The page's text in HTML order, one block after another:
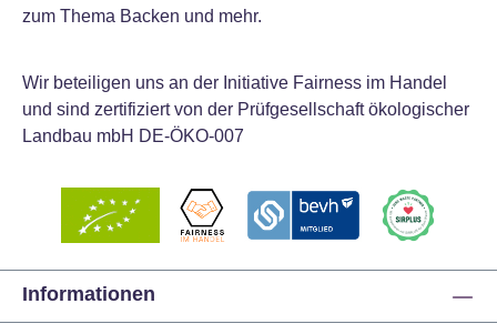
zum Thema Backen und mehr.
Wir beteiligen uns an der Initiative Fairness im Handel
und sind zertifiziert von der Prüfgesellschaft ökologischer
Landbau mbH DE-ÖKO-007
Informationen